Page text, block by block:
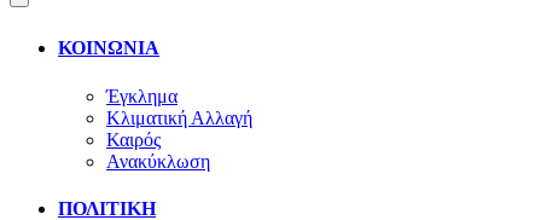
ΚΟΙΝΩΝΙΑ
Έγκλημα
Κλιματική Αλλαγή
Καιρός
Ανακύκλωση
ΠΟΛΙΤΙΚΗ